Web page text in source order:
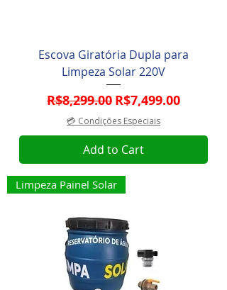
Escova Giratória Dupla para
Limpeza Solar 220V
Regular Price
R$8,299.00 Sale Price
R$7,499.00
💳 Condições Especiais
Add to Cart
Limpeza Painel Solar